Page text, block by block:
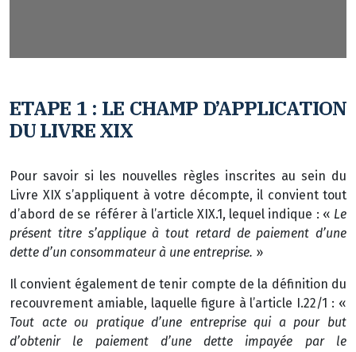
ETAPE 1 : LE CHAMP D’APPLICATION
DU LIVRE XIX
Pour savoir si les nouvelles règles inscrites au sein du
Livre XIX s’appliquent à votre décompte, il convient tout
d’abord de se référer à l’article XIX.1, lequel indique : « Le
présent titre s’applique à tout retard de paiement d’une
dette d’un consommateur à une entreprise. »
Il convient également de tenir compte de la définition du
recouvrement amiable, laquelle figure à l’article I.22/1 : «
Tout acte ou pratique d’une entreprise qui a pour but
d’obtenir le paiement d’une dette impayée par le